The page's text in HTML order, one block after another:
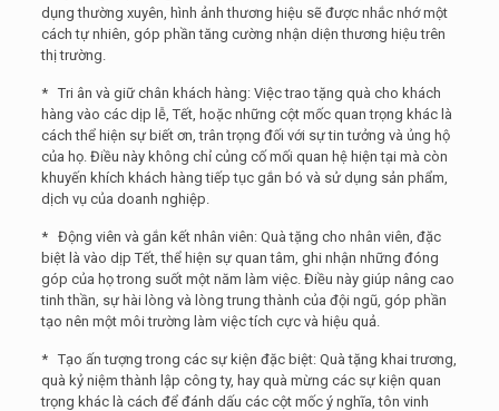
dụng thường xuyên, hình ảnh thương hiệu sẽ được nhắc nhớ một
cách tự nhiên, góp phần tăng cường nhận diện thương hiệu trên
thị trường.
* Tri ân và giữ chân khách hàng: Việc trao tặng quà cho khách
hàng vào các dịp lễ, Tết, hoặc những cột mốc quan trọng khác là
cách thể hiện sự biết ơn, trân trọng đối với sự tin tưởng và ủng hộ
của họ. Điều này không chỉ củng cố mối quan hệ hiện tại mà còn
khuyến khích khách hàng tiếp tục gắn bó và sử dụng sản phẩm,
dịch vụ của doanh nghiệp.
* Động viên và gắn kết nhân viên: Quà tặng cho nhân viên, đặc
biệt là vào dịp Tết, thể hiện sự quan tâm, ghi nhận những đóng
góp của họ trong suốt một năm làm việc. Điều này giúp nâng cao
tinh thần, sự hài lòng và lòng trung thành của đội ngũ, góp phần
tạo nên một môi trường làm việc tích cực và hiệu quả.
* Tạo ấn tượng trong các sự kiện đặc biệt: Quà tặng khai trương,
quà kỷ niệm thành lập công ty, hay quà mừng các sự kiện quan
trọng khác là cách để đánh dấu các cột mốc ý nghĩa, tôn vinh